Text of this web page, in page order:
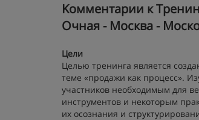
Kомментарии к
Очная - Москва -
Цели
Целью тренинга является
теме «продажи как процесс».
участников необходимым для
инструментов и некоторым
их осознания и